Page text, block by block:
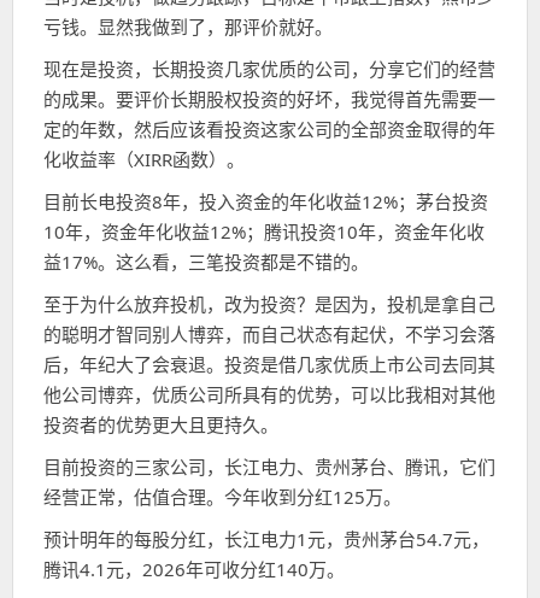
亏钱。显然我做到了，那评价就好。
现在是投资，长期投资几家优质的公司，分享它们的经营
的成果。要评价长期股权投资的好坏，我觉得首先需要一
定的年数，然后应该看投资这家公司的全部资金取得的年
化收益率（XIRR函数）。
目前长电投资8年，投入资金的年化收益12%；茅台投资
10年，资金年化收益12%；腾讯投资10年，资金年化收
益17%。这么看，三笔投资都是不错的。
至于为什么放弃投机，改为投资？是因为，投机是拿自己
的聪明才智同别人博弈，而自己状态有起伏，不学习会落
后，年纪大了会衰退。投资是借几家优质上市公司去同其
他公司博弈，优质公司所具有的优势，可以比我相对其他
投资者的优势更大且更持久。
目前投资的三家公司，长江电力、贵州茅台、腾讯，它们
经营正常，估值合理。今年收到分红125万。
预计明年的每股分红，长江电力1元，贵州茅台54.7元，
腾讯4.1元，2026年可收分红140万。